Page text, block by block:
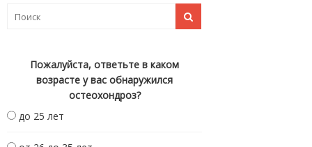
Пожалуйста, ответьте в каком
возрасте у вас обнаружился
остеохондроз?
до 25 лет